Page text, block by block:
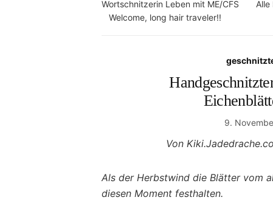
Wortschnitzerin Leben mit ME/CFS Alle
Welcome, long hair traveler!!
9.
Von
Als der Herbstwind die Blätter vom
diesen Moment festhalten.